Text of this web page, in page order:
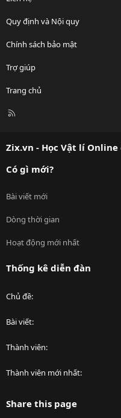
Quy định và Nội quy
Chính sách bảo mật
Trợ giúp
Trang chủ
R
Zix.vn - Học Vật lí
Có gì mới?
Bài viết mới
Dòng thời gian
Hoạt động mới nhất
Thống kê diễn đàn
Chủ đề
Bài viết
Thành viên
Thành viên mới nhất
Share this page